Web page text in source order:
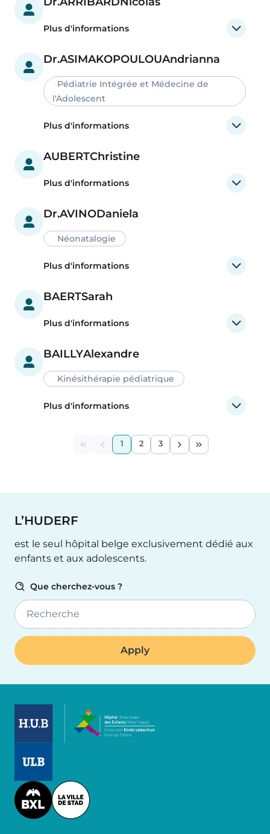
Plus d'informations
Dr.ASIMAKOPOULOUAndrianna
Pédiatrie Intégrée et Médecine de
l'Adolescent
Plus d'informations
AUBERTChristine
Plus d'informations
Dr.AVINODaniela
Néonatalogie
Plus d'informations
BAERTSarah
Plus d'informations
BAILLYAlexandre
Kinésithérapie pédiatrique
Plus d'informations
Pagination First pagePrevious page
Current page
1
Page
2
Page
3
Next pageLast page
L’HUDERF
est le seul hôpital belge exclusivement dédié aux
enfants et aux adolescents.
Que cherchez-vous ?
Recherche
Image